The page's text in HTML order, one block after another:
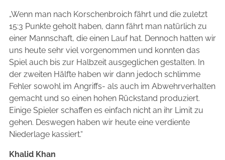
„Wenn man nach Korschenbroich fährt und die zuletzt
15:3 Punkte geholt haben, dann fährt man natürlich zu
einer Mannschaft, die einen Lauf hat. Dennoch hatten wir
uns heute sehr viel vorgenommen und konnten das
Spiel auch bis zur Halbzeit ausgeglichen gestalten. In
der zweiten Hälfte haben wir dann jedoch schlimme
Fehler sowohl im Angriffs- als auch im Abwehrverhalten
gemacht und so einen hohen Rückstand produziert.
Einige Spieler schaffen es einfach nicht an ihr Limit zu
gehen. Deswegen haben wir heute eine verdiente
Niederlage kassiert.“
Khalid Khan